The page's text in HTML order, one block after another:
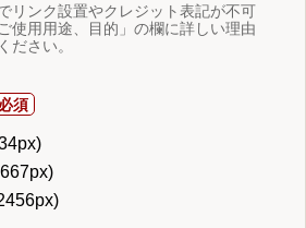
リンク設置やクレジット表記が不可
使用用途、目的」の欄に詳しい理由
ださい。